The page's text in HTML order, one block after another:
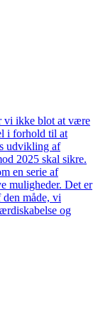
vi ikke blot at være
i forhold til at
udvikling af
2025 skal sikre.
en serie af
muligheder. Det er
måde, vi
og